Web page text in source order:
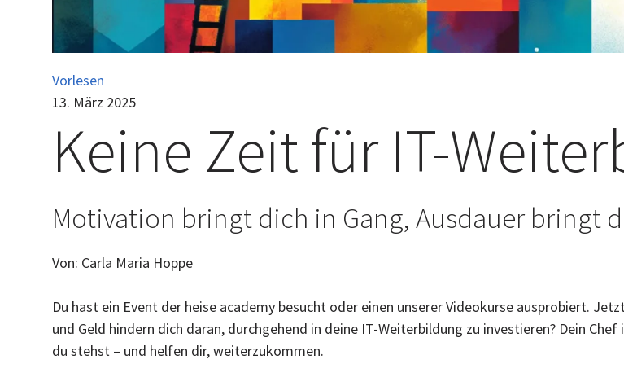
Vorlesen
13. März 2025
Keine Zeit für IT-
Motivation bringt dich in Gang, Ausdauer bringt
Von: Carla Maria Hoppe
Du hast ein Event der heise academy besucht oder einen unserer Videokurse ausprobiert.
und Geld hindern dich daran, durchgehend in deine IT-Weiterbildung zu investieren? Dein
du stehst – und helfen dir, weiterzukommen.